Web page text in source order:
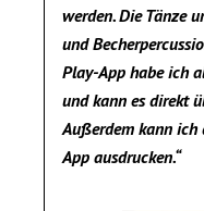
werden. Die Tänze
und
Play-App habe ich
und kann es direkt
Außerdem kann ich
App ausdrucken.“